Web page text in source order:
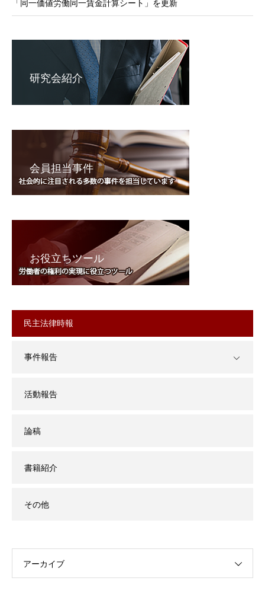
「同一価値労働同一賃金計算シート」を更新
研究会紹介
会員担当事件
お役立ちツール
民主法律時報
事件報告
活動報告
論稿
書籍紹介
その他
アーカイブ